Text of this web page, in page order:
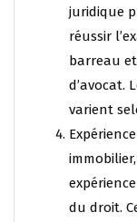
juridique
réussir
barreau
d’avocat.
varient
du droit.